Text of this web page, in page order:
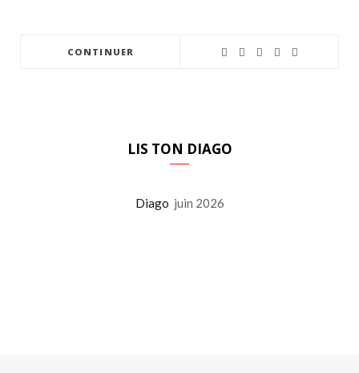
CONTINUER
LIS TON DIAGO
Diago juin 2026